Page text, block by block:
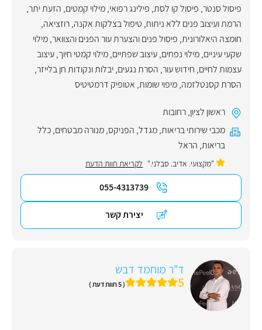
פיסול סנטר, פיסול קו לסת, פילינג רפואי,מילוי קמטים, הזעת יתר,
הרמת ועיצוב פנים ללא ניתוח, טיפול בצלקות אקנה,רוזציאה,
חומצה היאלורונית, פיסול פנים והצערת עור הפנים והצוואר,מילוי
שקעי עיניים,מילוי נפחים,עיצוב שפתיים,מילוי קמטי חיוך,עיצוב
עצמות לחיים, חידוש עור, הסרת נגעים, יבלות ונקודות חן בלייזר,
הסרת קסנטלזמה,מיפוי שומות, אטופיק דרמטיטיס
ראשון לציון,רחובות
מכבי שירותי בריאות,מגדל, הפניקס,מנורה מבטחים,כלל
בריאות, הראל
"מקצועי. אדיב. סבלני." לקריאת חוות הדעת
055-4313739
יצירת קשר
ד"ר מוחמד דבש
5 ( 5 חוות דעת )